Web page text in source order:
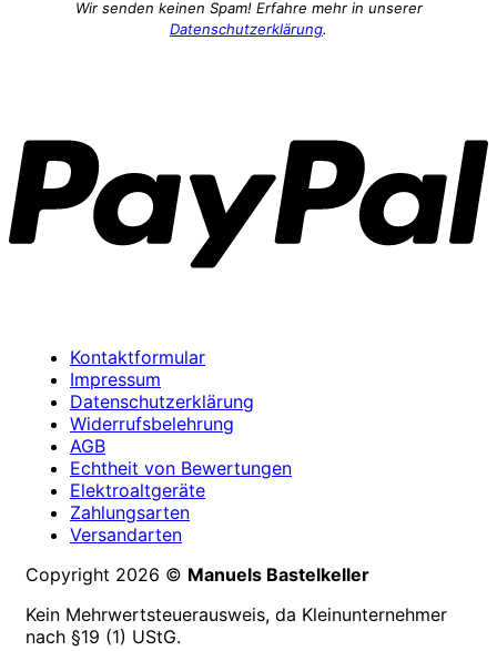
Wir senden keinen Spam! Erfahre mehr in unserer
Datenschutzerklärung.
Kontaktformular
Impressum
Datenschutzerklärung
Widerrufsbelehrung
AGB
Echtheit von Bewertungen
Elektroaltgeräte
Zahlungsarten
Versandarten
Copyright 2026 © Manuels Bastelkeller
Kein Mehrwertsteuerausweis, da Kleinunternehmer
nach §19 (1) UStG.